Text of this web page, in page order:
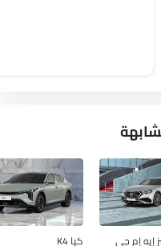
إيه إم جي
كيا K4